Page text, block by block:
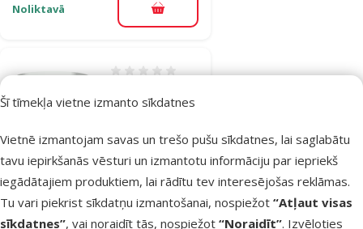
Šī tīmekļa vietne izmanto sīkdatnes
Vietnē izmantojam savas un trešo pušu sīkdatnes, lai saglabātu
tavu iepirkšanās vēsturi un izmantotu informāciju par iepriekš
iegādātajiem produktiem, lai rādītu tev interesējošas reklāmas.
Tu vari piekrist sīkdatņu izmantošanai, nospiežot “Atļaut visas
sīkdatnes”, vai noraidīt tās, nospiežot “Noraidīt”. Izvēloties
Noliktavā Pievienot grozam
– TETRA Plant
Complete
Substrate, 5 kg
Atsauksmes 0%
Cena
22,99 €